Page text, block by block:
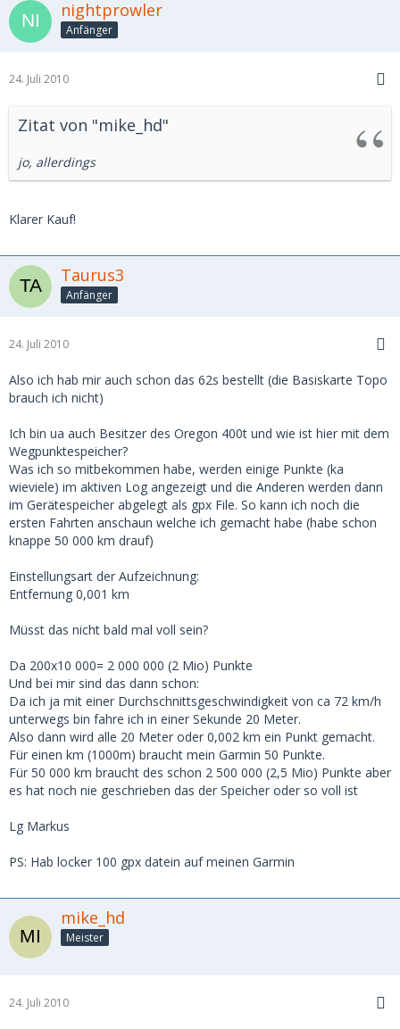
nightprowler
Anfänger
24. Juli 2010
Zitat von "mike_hd"
jo, allerdings
Klarer Kauf!
Taurus3
Anfänger
24. Juli 2010
Also ich hab mir auch schon das 62s bestellt (die Basiskarte Topo
brauch ich nicht)
Ich bin ua auch Besitzer des Oregon 400t und wie ist hier mit dem
Wegpunktespeicher?
Was ich so mitbekommen habe, werden einige Punkte (ka
wieviele) im aktiven Log angezeigt und die Anderen werden dann
im Gerätespeicher abgelegt als gpx File. So kann ich noch die
ersten Fahrten anschaun welche ich gemacht habe (habe schon
knappe 50 000 km drauf)
Einstellungsart der Aufzeichnung:
Entfernung 0,001 km
Müsst das nicht bald mal voll sein?
Da 200x10 000= 2 000 000 (2 Mio) Punkte
Und bei mir sind das dann schon:
Da ich ja mit einer Durchschnittsgeschwindigkeit von ca 72 km/h
unterwegs bin fahre ich in einer Sekunde 20 Meter.
Also dann wird alle 20 Meter oder 0,002 km ein Punkt gemacht.
Für einen km (1000m) braucht mein Garmin 50 Punkte.
Für 50 000 km braucht des schon 2 500 000 (2,5 Mio) Punkte aber
es hat noch nie geschrieben das der Speicher oder so voll ist
Lg Markus
PS: Hab locker 100 gpx datein auf meinen Garmin
mike_hd
Meister
24. Juli 2010